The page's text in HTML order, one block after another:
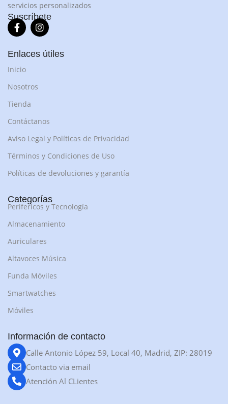
servicios personalizados
Suscríbete
Enlaces útiles
Inicio
Nosotros
Tienda
Contáctanos
Aviso Legal y Políticas de Privacidad
Términos y Condiciones de Uso
Políticas de devoluciones y garantía
Categorías
Perifericos y Tecnología
Almacenamiento
Auriculares
Altavoces Música
Funda Móviles
Smartwatches
Móviles
Información de contacto
Calle Antonio López 59, Local 40, Madrid, ZIP: 28019
Contacto via email
Atención Al CLientes